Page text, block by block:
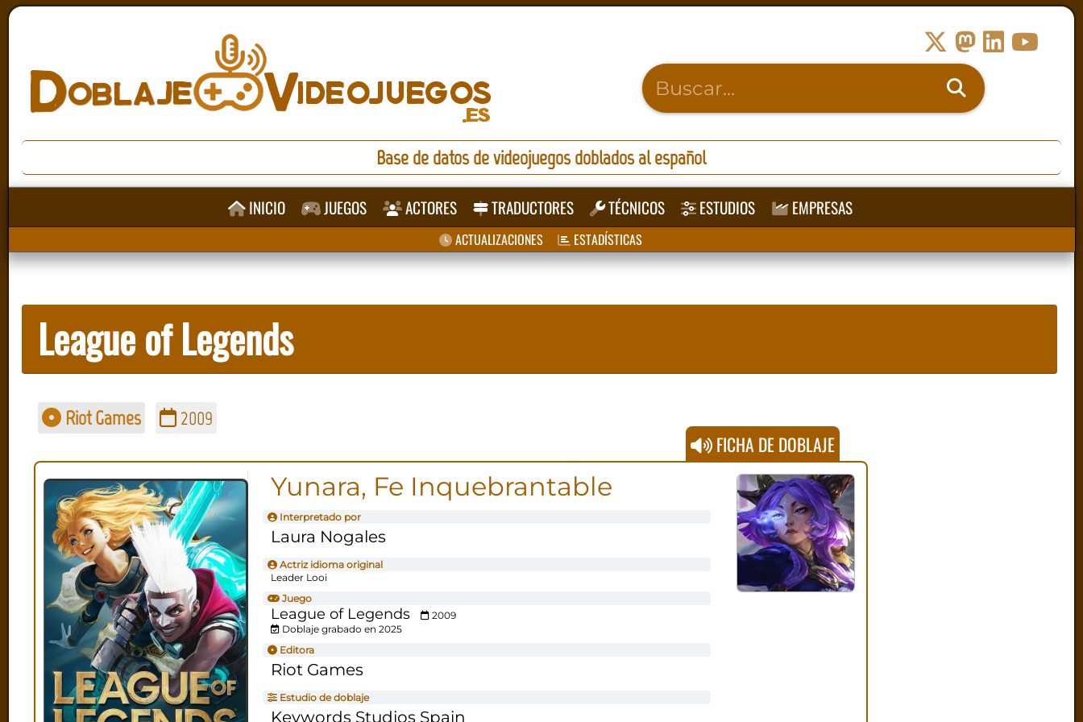
Base de datos de videojuegos doblados al español
INICIO JUEGOS ACTORES TRADUCTORES TÉCNICOS ESTUDIOS EMPRESAS
ACTUALIZACIONES ESTADÍSTICAS
League of Legends
Riot Games 2009
FICHA DE DOBLAJE
Yunara, Fe Inquebrantable
Interpretado por
Laura Nogales
Actriz idioma original
Leader Looi
Juego
League of Legends
2009
Doblaje grabado en 2025
Editora
Riot Games
Estudio de doblaje
Keywords Studios Spain